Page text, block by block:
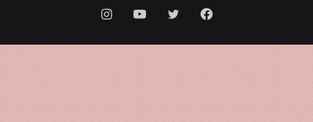
فيسبوك تويتر يوتيوبانستقرام